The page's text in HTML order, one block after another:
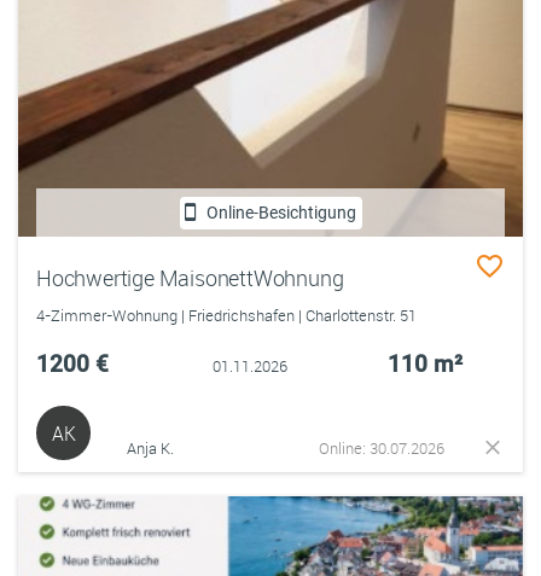
Online-Besichtigung
Hochwertige MaisonettWohnung
4-Zimmer-Wohnung | Friedrichshafen | Charlottenstr. 51
1200 € 01.11.2026 110 m²
AK
Anja K. Online: 30.07.2026